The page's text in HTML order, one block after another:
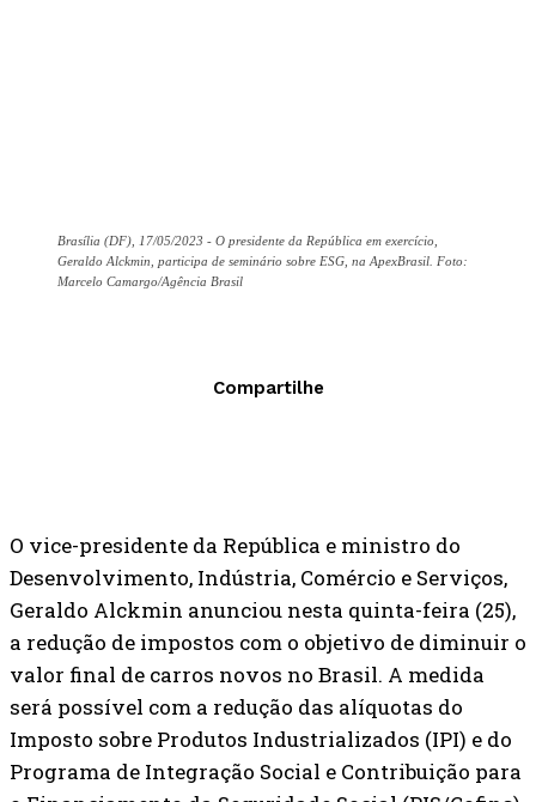
Brasília (DF), 17/05/2023 - O presidente da República em exercício,
Geraldo Alckmin, participa de seminário sobre ESG, na ApexBrasil. Foto:
Marcelo Camargo/Agência Brasil
Compartilhe
O vice-presidente da República e ministro do
Desenvolvimento, Indústria, Comércio e Serviços,
Geraldo Alckmin anunciou nesta quinta-feira (25),
a redução de impostos com o objetivo de diminuir o
valor final de carros novos no Brasil. A medida
será possível com a redução das alíquotas do
Imposto sobre Produtos Industrializados (IPI) e do
Programa de Integração Social e Contribuição para